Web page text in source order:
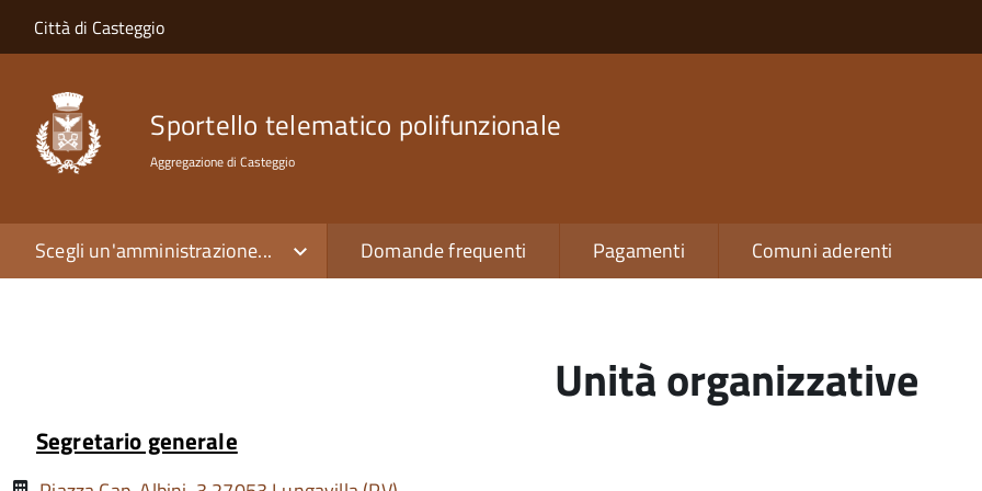
Salta al contenuto principale
Skip to site navigation
Città di Casteggio
Sportello telematico polifunzionale
Aggregazione di Casteggio
Scegli un'amministrazione... Domande frequenti Pagamenti Comuni aderenti
Unità organizzative
Segretario generale